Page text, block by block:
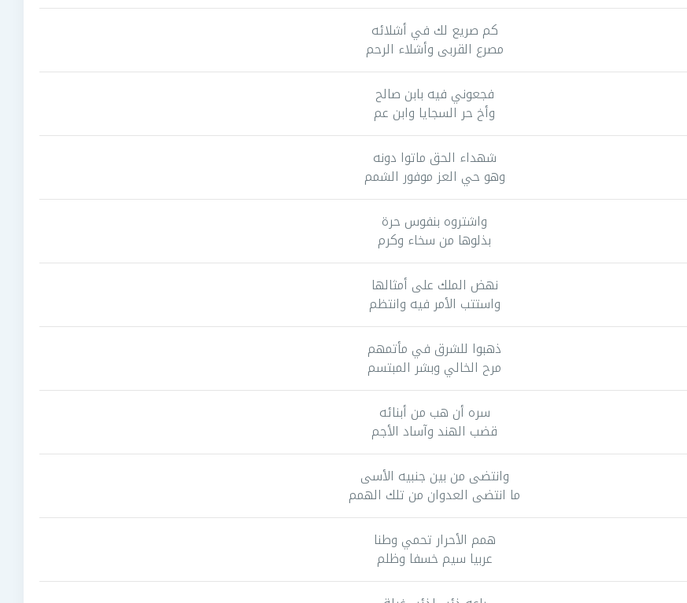
كم صريع لك في أشلائه
مصرع القربى وأشلاء الرحم
فجعوني فيه بابن صالح
وأخ حر السجايا وابن عم
شهداء الحق ماتوا دونه
وهو حي العز موفور الشمم
واشتروه بنفوس حرة
بذلوها من سخاء وكرم
نهض الملك على أمثالها
واستتب الأمر فيه وانتظم
ذهبوا للشرق في مأتمهم
مرح الخالي وبشر المبتسم
سره أن هب من أبنائه
قضب الهند وآساد الأجم
وانتضى من بين جنبيه الأسى
ما انتضى العدوان من تلك الهمم
همم الأحرار تحمي وطنا
عربيا سيم خسفا وظلم